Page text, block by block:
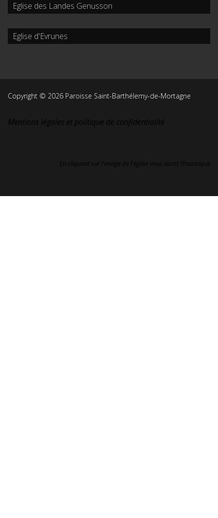
Eglise des Landes Genusson
Eglise d'Evrunes
Copyright © 2026 Paroisse Saint-Barthélemy-de-Mortagne
Mentions légales et politique de confidentialité
En cliquant sur l'image de l'église vous aurez l’historique